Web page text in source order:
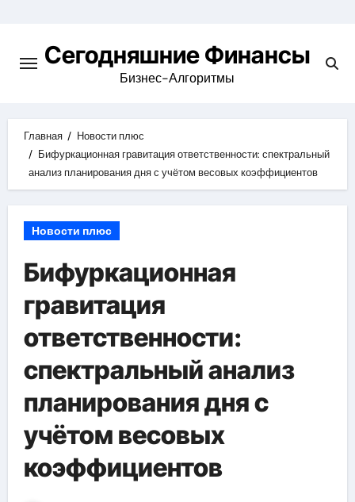
содержимомуСегодняшние Финансы
Бизнес-Алгоритмы
Главная
Новости плюс
Бифуркационная гравитация ответственности: спектральный
анализ планирования дня с учётом весовых коэффициентов
Новости плюс
Бифуркационная
гравитация
ответственности:
спектральный анализ
планирования дня с
учётом весовых
коэффициентов